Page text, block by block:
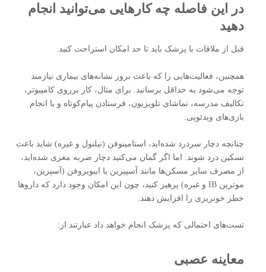
در این فاصله چه کارهایی می‌توانید انجام
دهید
قبل از ملاقات با پزشک باید تا حد امکان استراحت کنید.
همچنین، فعالیت‌هایی را که باعث بروز نشانه‌های بیماری نیازمند
توجه می‌شود به حداقل برسانید. برای مثال، کار برروی کامپیوتر،
تکالیف مدرسه، تماشای تلویزیون، فرستادن پیام‌کوتاه و یا انجام
بازی‌های ویدئویی.
چنانچه دچار سردرد شده‌اید، استامینوفن (تیلنول و غیره) شاید باعث
تسکین درد شوند. اما اگر گمان می‌کنید دچار ضربه مغزی شده‌اید،
از مصرف سایر مسکن‌ها مانند آسپیرین یا ایبوبروفن (آسپرین،
موترین IB و غیره) پرهیز کنید، چون این امکان وجود دارد که داروها
خطر خونریزی را افزایش دهند.
تست‌های احتمالی که پزشک انجام خواهد داد عبارتند از:
معاینه عصبی